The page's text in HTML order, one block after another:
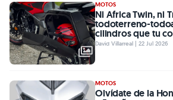
MOTOS
Ni Africa Twin, ni
todoterreno-
cilindros que tu
David Villarreal | 22 Jul 2026
MOTOS
Olvídate de la